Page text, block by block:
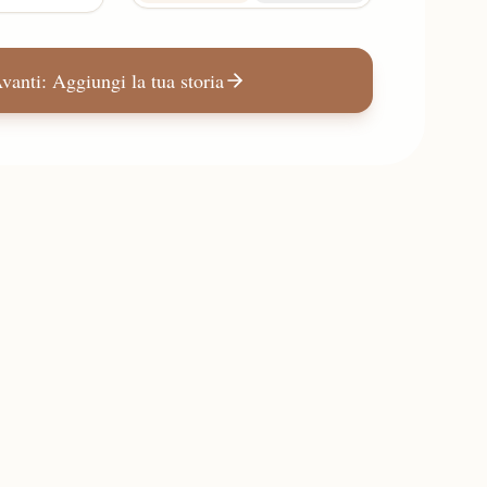
Aggiungi la tua storia